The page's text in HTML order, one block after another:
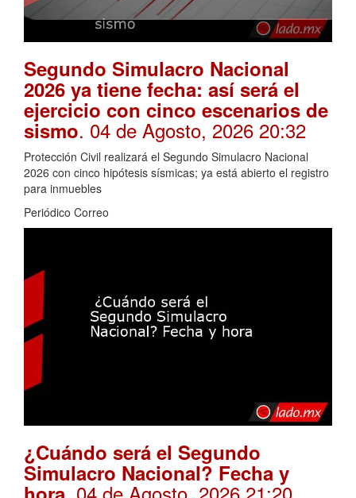
Segundo Simulacro Nacional
2026 ya tiene fecha: así será el
ejercicio con cinco escenarios de
sismo. 04 de Agosto, 2026 20:32
Protección Civil realizará el Segundo Simulacro Nacional
2026 con cinco hipótesis sísmicas; ya está abierto el registro
para inmuebles
Periódico Correo
¿Cuándo será el Segundo
Simulacro Nacional? Fecha y